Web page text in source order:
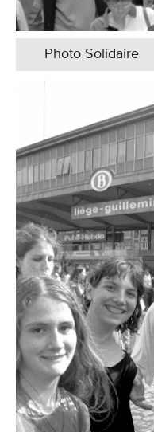
Photo Solidaire